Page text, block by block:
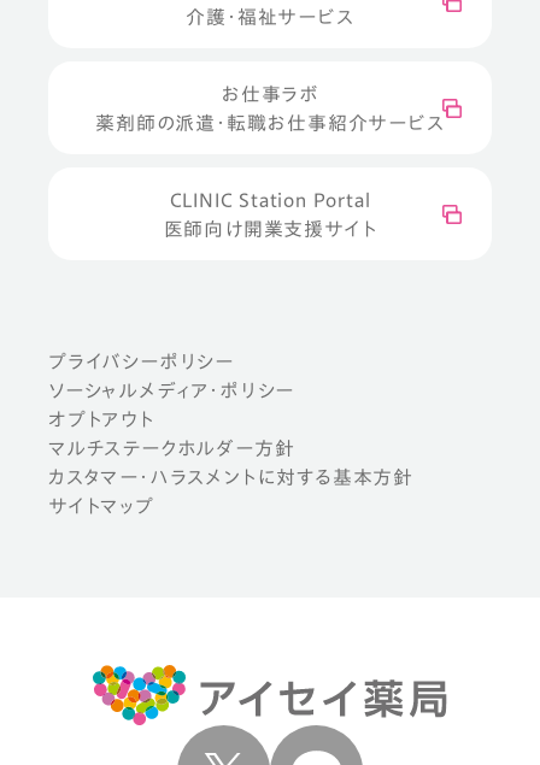
介護・福祉サービス
お仕事ラボ
薬剤師の派遣・転職お仕事紹介サービス
CLINIC Station Portal
医師向け開業支援サイト
プライバシーポリシー
ソーシャルメディア・ポリシー
オプトアウト
マルチステークホルダー方針
カスタマー・ハラスメントに対する基本方針
サイトマップ